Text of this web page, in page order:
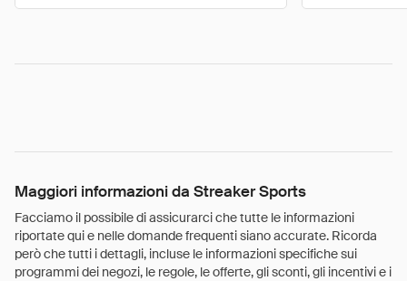
Maggiori informazioni da Streaker Sports
Facciamo il possibile di assicurarci che tutte le informazioni
riportate qui e nelle domande frequenti siano accurate. Ricorda
però che tutti i dettagli, incluse le informazioni specifiche sui
programmi dei negozi, le regole, le offerte, gli sconti, gli incentivi e i